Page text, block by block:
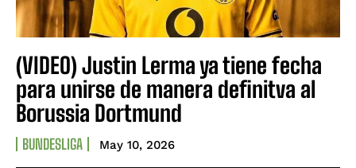
(VIDEO) Justin Lerma ya tiene fecha
para unirse de manera definitva al
Borussia Dortmund
BUNDESLIGA May 10, 2026